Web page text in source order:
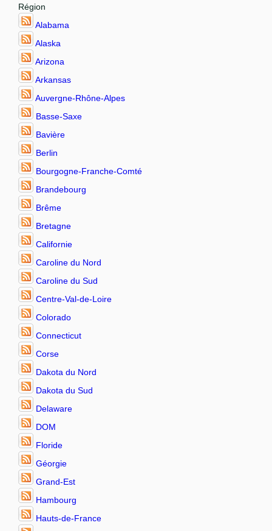
Région
Alabama
Alaska
Arizona
Arkansas
Auvergne-Rhône-Alpes
Basse-Saxe
Bavière
Berlin
Bourgogne-Franche-Comté
Brandebourg
Brême
Bretagne
Californie
Caroline du Nord
Caroline du Sud
Centre-Val-de-Loire
Colorado
Connecticut
Corse
Dakota du Nord
Dakota du Sud
Delaware
DOM
Floride
Géorgie
Grand-Est
Hambourg
Hauts-de-France